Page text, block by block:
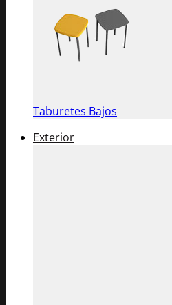
Taburetes Bajos
Exterior